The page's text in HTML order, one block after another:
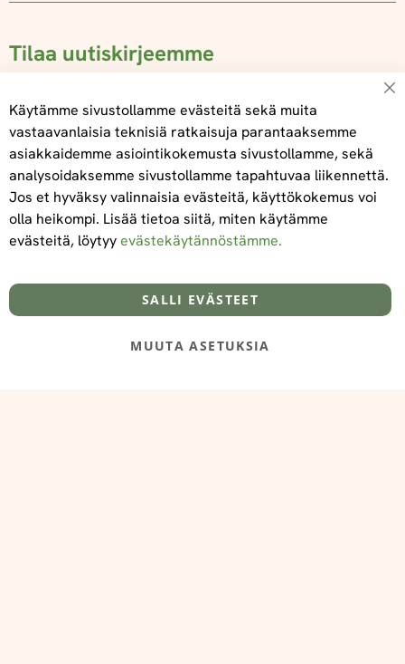
Tilaa uutiskirjeemme
Tilaa
Tietoa meistä
@‌2025 FooDeliDoo
Toimitus- ja maksuehdot
Käytämme sivustollamme evästeitä sekä muita
vastaavanlaisia teknisiä ratkaisuja parantaaksemme
asiakkaidemme asiointikokemusta sivustollamme, sekä
analysoidaksemme sivustollamme tapahtuvaa liikennettä.
Jos et hyväksy valinnaisia evästeitä, käyttökokemus voi
olla heikompi. Lisää tietoa siitä, miten käytämme
evästeitä, löytyyevästekäytännöstämme.
SALLI EVÄSTEET
MUUTA ASETUKSIA